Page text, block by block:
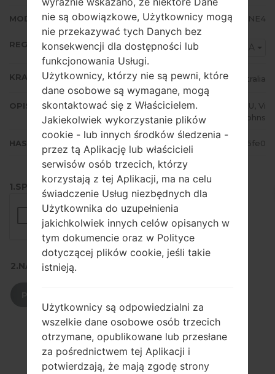
MODEM/CP WERSJA N5120XXDNE4
REGION XSA
KRAJ Australia
OPIS
Telstra, YES Optus, Vodafone AU, Vi
rgin Mobile, 3, Crazy Johns
HASH e717cacec40d0ba0626cc0d706e86fe0
1.SPRAWDŹ RECAPTCHA
2.NACIŚNIJ, ABY POBRAĆ
nie są obowiązkowe, Użytkownicy mogą
nie przekazywać tych Danych bez
konsekwencji dla dostępności lub
funkcjonowania Usługi.
Użytkownicy, którzy nie są pewni, które
dane osobowe są wymagane, mogą
skontaktować się z Właścicielem.
Jakiekolwiek wykorzystanie plików
cookie - lub innych środków śledzenia -
przez tą Aplikację lub właścicieli
serwisów osób trzecich, którzy
korzystają z tej Aplikacji, ma na celu
świadczenie Usług niezbędnych dla
Użytkownika do uzupełnienia
jakichkolwiek innych celów opisanych w
tym dokumencie oraz w Polityce
dotyczącej plików cookie, jeśli takie
istnieją.
Użytkownicy są odpowiedzialni za
wszelkie dane osobowe osób trzecich
otrzymane, opublikowane lub przesłane
za pośrednictwem tej Aplikacji i
potwierdzają, że mają zgodę strony